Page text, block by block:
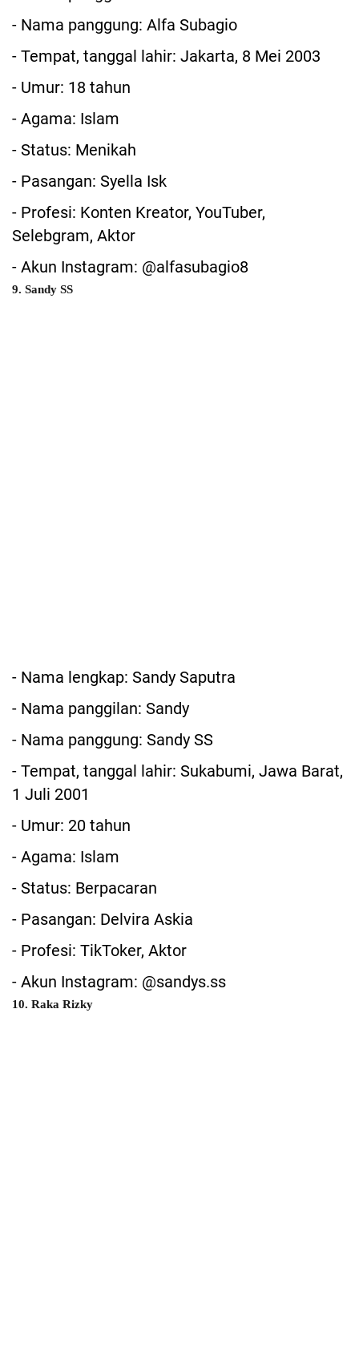
- Nama panggung: Alfa Subagio
- Tempat, tanggal lahir: Jakarta, 8 Mei 2003
- Umur: 18 tahun
- Agama: Islam
- Status: Menikah
- Pasangan: Syella Isk
- Profesi: Konten Kreator, YouTuber,
Selebgram, Aktor
- Akun Instagram: @alfasubagio8
9. Sandy SS
- Nama lengkap: Sandy Saputra
- Nama panggilan: Sandy
- Nama panggung: Sandy SS
- Tempat, tanggal lahir: Sukabumi, Jawa Barat,
1 Juli 2001
- Umur: 20 tahun
- Agama: Islam
- Status: Berpacaran
- Pasangan: Delvira Askia
- Profesi: TikToker, Aktor
- Akun Instagram: @sandys.ss
10. Raka Rizky